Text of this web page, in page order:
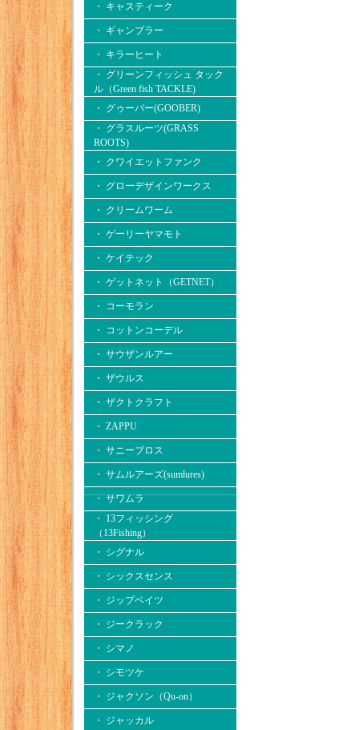
・ キャスティーク
・ ギャンブラー
・ キラーヒート
・ グリーンフィッシュ タック
ル（Green fish TACKLE)
・ グゥーバー(GOOBER)
・ グラスルーツ(GRASS
ROOTS)
・ クワイエットファンク
・ グローデザインワークス
・ クリームワーム
・ ゲーリーヤマモト
・ ケイテック
・ ゲットネット（GETNET）
・ コーモラン
・ コットンコーデル
・ サウザンルアー
・ ザウルス
・ ザクトクラフト
・ ZAPPU
・ サニーブロス
・ サムルアーズ(sumlures)
・ サワムラ
・ 13フィッシング
（13Fishing）
・ シグナル
・ シックスセンス
・ ジップベイツ
・ ジークラック
・ シマノ
・ シモツケ
・ ジャクソン（Qu-on）
・ ジャッカル